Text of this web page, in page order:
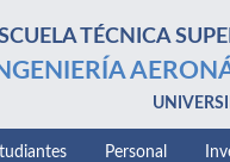
TÉCNICA
Personal